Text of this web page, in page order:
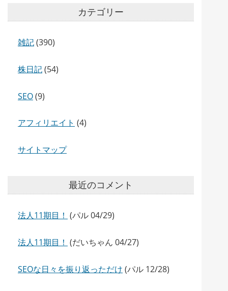
カテゴリー
雑記(390)
株日記(54)
SEO(9)
アフィリエイト (4)
サイトマップ
最近のコメント
法人11期目！ (パル 04/29)
法人11期目！ (だいちゃん 04/27)
SEOな日々を振り返っただけ (パル 12/28)